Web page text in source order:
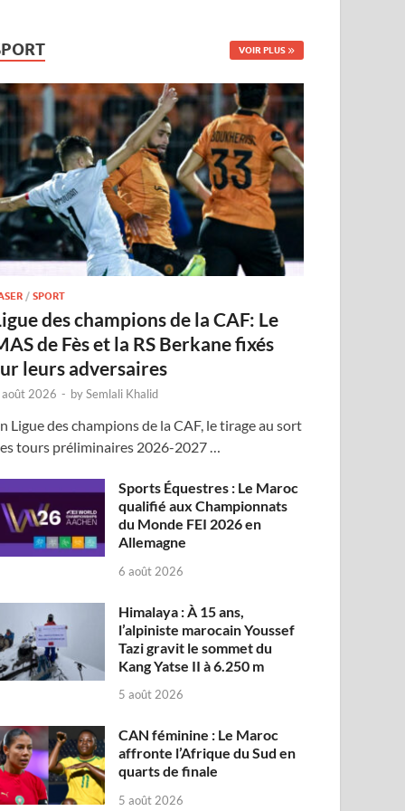
VOIR PLUS
/SPORT
des champions de la CAF: Le
de Fès et la RS Berkane fixés
leurs adversaires
2026 - bySemlali Khalid
Ligue des champions de la CAF, le tirage au sort
tours préliminaires 2026-2027 …
Sports Équestres : Le Maroc
qualifié aux Championnats
du Monde FEI 2026 en
Allemagne
6 août 2026
Himalaya : À 15 ans,
l’alpiniste marocain Youssef
Tazi gravit le sommet du
Kang Yatse II à 6.250 m
5 août 2026
CAN féminine : Le Maroc
affronte l’Afrique du Sud en
quarts de finale
5 août 2026